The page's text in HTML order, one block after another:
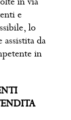
e
lo
da
in